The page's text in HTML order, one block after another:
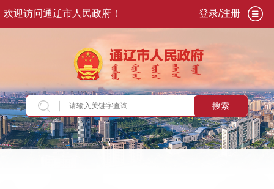
欢迎访问通辽市人民政府！ 登录/注册
搜索